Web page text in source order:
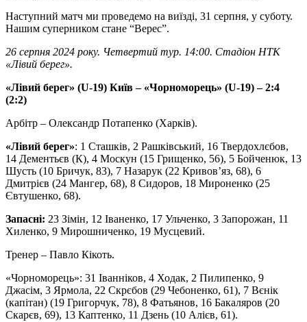
Наступний матч ми проведемо на виїзді, 31 серпня, у суботу.
Нашим суперником стане “Верес”.
26 серпня 2024 року. Четвертий тур. 14:00. Стадіон НТК
«Лівий берег».
«Лівий берег» (U-19) Київ – «Чорноморець» (U-19) – 2:4
(2:2)
Арбітр – Олександр Потапенко (Харків).
«Лівий берег»: 1 Сташків, 2 Рашківський, 16 Твердохлєбов,
14 Дементьєв (К), 4 Москун (15 Грищенко, 56), 5 Бойченюк, 13
Шусть (10 Бричук, 83), 7 Назарук (22 Кривов’яз, 68), 6
Дмитрієв (24 Мангер, 68), 8 Сидоров, 18 Мироненко (25
Євтушенко, 68).
Запасні: 23 Зімін, 12 Іваненко, 17 Ульченко, 3 Запорожан, 11
Хиленко, 9 Мирошниченко, 19 Мусцевий.
Тренер – Павло Кікоть.
«Чорноморець»: 31 Іванніков, 4 Ходак, 2 Пилипенко, 9
Джасім, 3 Ярмола, 22 Скрєбов (29 Чебоненко, 61), 7 Вєнік
(капітан) (19 Григорчук, 78), 8 Фатьянов, 16 Бакаляров (20
Скарєв, 69), 13 Каптенко, 11 Дзень (10 Алієв, 61).